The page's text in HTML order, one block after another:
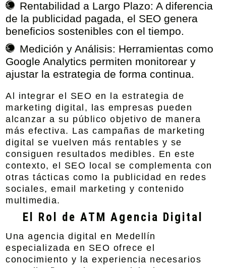
Rentabilidad a Largo Plazo: A diferencia
de la publicidad pagada, el SEO genera
beneficios sostenibles con el tiempo.
Medición y Análisis: Herramientas como
Google Analytics permiten monitorear y
ajustar la estrategia de forma continua.
Al integrar el SEO en la estrategia de
marketing digital, las empresas pueden
alcanzar a su público objetivo de manera
más efectiva. Las campañas de marketing
digital se vuelven más rentables y se
consiguen resultados medibles. En este
contexto, el SEO local se complementa con
otras tácticas como la publicidad en redes
sociales, email marketing y contenido
multimedia.
El Rol de ATM Agencia Digital
Unaagencia digital en Medellín
especializada en SEO ofrece el
conocimiento y la experiencia necesarios